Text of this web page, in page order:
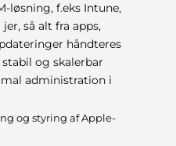
løsning, f.eks Intune,
så alt fra apps,
håndteres
og skalerbar
administration i
og styring af Apple-